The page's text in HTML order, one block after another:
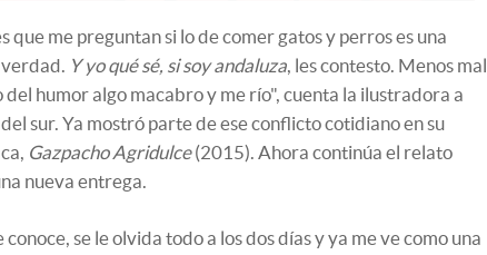
que me preguntan si lo de comer gatos y perros es una
Y yo qué sé, si soy andaluza, les contesto. Menos mal
del humor algo macabro y me río", cuenta la ilustradora a
sur. Ya mostró parte de ese conflicto cotidiano en su
Gazpacho Agridulce(2015). Ahora continúa el relato
nueva entrega.
se le olvida todo a los dos días y ya me ve como una